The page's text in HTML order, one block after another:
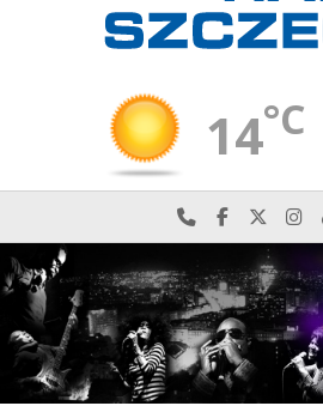
14°C
Najlepiej po
Odwiedź